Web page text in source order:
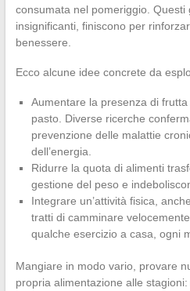
consumata nel pomeriggio. Questi
insignificanti, finiscono per
benessere.
Ecco alcune idee concrete da
Aumentare la presenza di
pasto. Diverse ricerche
prevenzione delle malattie
dell’energia.
Ridurre la quota di alimenti
gestione del peso e
Integrare un’attività fisica,
tratti di camminare
qualche esercizio a casa, ogni
Mangiare in modo vario, provare
propria alimentazione alle